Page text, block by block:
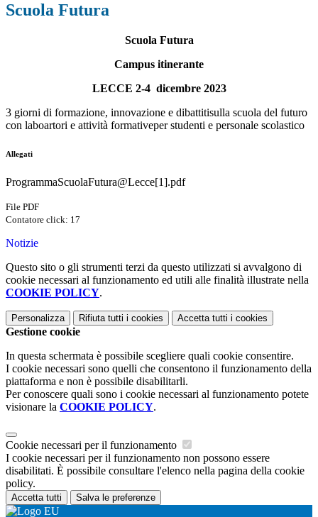
Scuola Futura
Scuola Futura
Campus itinerante
LECCE 2-4 dicembre 2023
3 giorni di formazione, innovazione e dibattitisulla scuola del futuro
con laboartori e attività formativeper studenti e personale scolastico
Allegati
ProgrammaScuolaFutura@Lecce[1].pdf
File PDF
Contatore click: 17
Notizie
Questo sito o gli strumenti terzi da questo utilizzati si avvalgono di
cookie necessari al funzionamento ed utili alle finalità illustrate nella
COOKIE POLICY.
Personalizza Rifiuta tutti i cookies Accetta tutti i cookies
Gestione cookie
In questa schermata è possibile scegliere quali cookie consentire.
I cookie necessari sono quelli che consentono il funzionamento della
piattaforma e non è possibile disabilitarli.
Per conoscere quali sono i cookie necessari al funzionamento potete
visionare la COOKIE POLICY.
Cookie necessari per il funzionamento
I cookie necessari per il funzionamento non possono essere
disabilitati. È possibile consultare l'elenco nella pagina della cookie
policy.
Accetta tutti Salva le preferenze